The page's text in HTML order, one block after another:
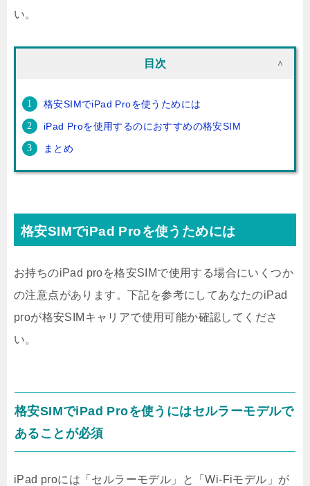
い。
目次
格安SIMでiPad Proを使うためには
iPad Proを使用するのにおすすめの格安SIM
まとめ
格安SIMでiPad Proを使うためには
お持ちのiPad proを格安SIMで使用する場合にいくつか
の注意点があります。下記を参考にしてあなたのiPad
proが格安SIMキャリアで使用可能か確認してくださ
い。
格安SIMでiPad Proを使うにはセルラーモデルで
あることが必須
iPad proには「セルラーモデル」と「Wi-Fiモデル」が